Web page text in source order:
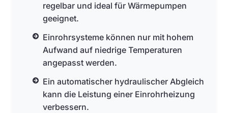
regelbar und ideal für Wärmepumpen
geeignet.
Einrohrsysteme können nur mit hohem
Aufwand auf niedrige Temperaturen
angepasst werden.
Ein automatischer hydraulischer Abgleich
kann die Leistung einer Einrohrheizung
verbessern.